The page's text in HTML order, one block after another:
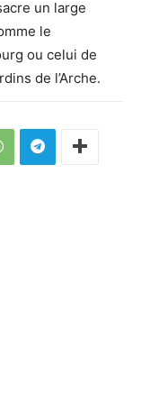
un large
le
ou celui de
de l’Arche.